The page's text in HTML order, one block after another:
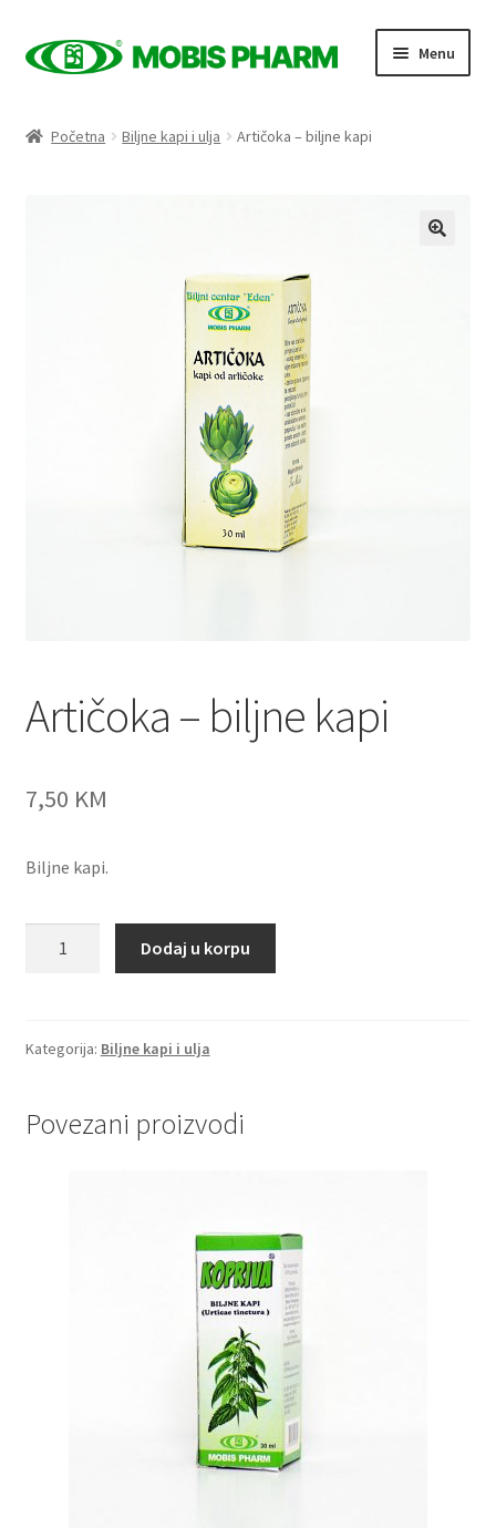
Skip
to
Skip
to
Menu
Expand
Početna Biljne kapi i ulja Artičoka – biljne kapi
Artičoka – biljne kapi
7,50 KM
Biljne kapi.
količina
Dodaj u korpu
Kategorija: Biljne kapi i ulja
Povezani proizvodi